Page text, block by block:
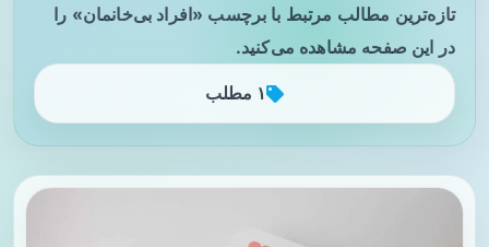
تازه‌ترین مطالب مرتبط با برچسب «افراد بی‌خانمان» را
در این صفحه مشاهده می‌کنید.
۱ مطلب